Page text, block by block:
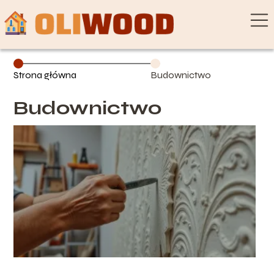
Strona główna Budownictwo
Budownictwo